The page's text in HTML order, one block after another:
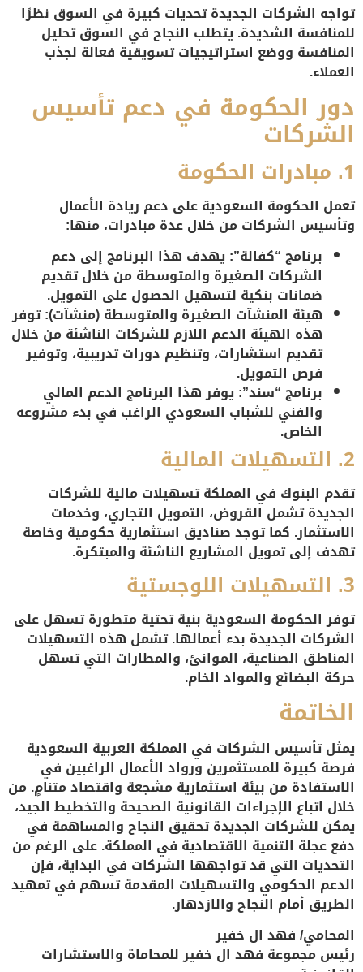
تواجه الشركات الجديدة تحديات كبيرة في السوق نظرًا
للمنافسة الشديدة. يتطلب النجاح في السوق تحليل
المنافسة ووضع استراتيجيات تسويقية فعالة لجذب
العملاء.
دور الحكومة في دعم تأسيس
الشركات
1. مبادرات الحكومة
تعمل الحكومة السعودية على دعم ريادة الأعمال
وتأسيس الشركات من خلال عدة مبادرات، منها:
برنامج “كفالة”: يهدف هذا البرنامج إلى دعم
الشركات الصغيرة والمتوسطة من خلال تقديم
ضمانات بنكية لتسهيل الحصول على التمويل.
هيئة المنشآت الصغيرة والمتوسطة (منشآت):توفر
هذه الهيئة الدعم اللازم للشركات الناشئة من خلال
تقديم استشارات، وتنظيم دورات تدريبية، وتوفير
فرص التمويل.
برنامج “سند”: يوفر هذا البرنامج الدعم المالي
والفني للشباب السعودي الراغب في بدء مشروعه
الخاص.
2. التسهيلات المالية
تقدم البنوك في المملكة تسهيلات مالية للشركات
الجديدة تشمل القروض، التمويل التجاري، وخدمات
الاستثمار. كما توجد صناديق استثمارية حكومية وخاصة
تهدف إلى تمويل المشاريع الناشئة والمبتكرة.
3. التسهيلات اللوجستية
توفر الحكومة السعودية بنية تحتية متطورة تسهل على
الشركات الجديدة بدء أعمالها. تشمل هذه التسهيلات
المناطق الصناعية، الموانئ، والمطارات التي تسهل
حركة البضائع والمواد الخام.
الخاتمة
يمثل تأسيس الشركات في المملكة العربية السعودية
فرصة كبيرة للمستثمرين ورواد الأعمال الراغبين في
الاستفادة من بيئة استثمارية مشجعة واقتصاد متنامٍ. من
خلال اتباع الإجراءات القانونية الصحيحة والتخطيط الجيد،
يمكن للشركات الجديدة تحقيق النجاح والمساهمة في
دفع عجلة التنمية الاقتصادية في المملكة. على الرغم من
التحديات التي قد تواجهها الشركات في البداية، فإن
الدعم الحكومي والتسهيلات المقدمة تسهم في تمهيد
الطريق أمام النجاح والازدهار.
المحامي/ فهد ال خفير
رئيس مجموعة فهد ال خفير للمحاماة والاستشارات